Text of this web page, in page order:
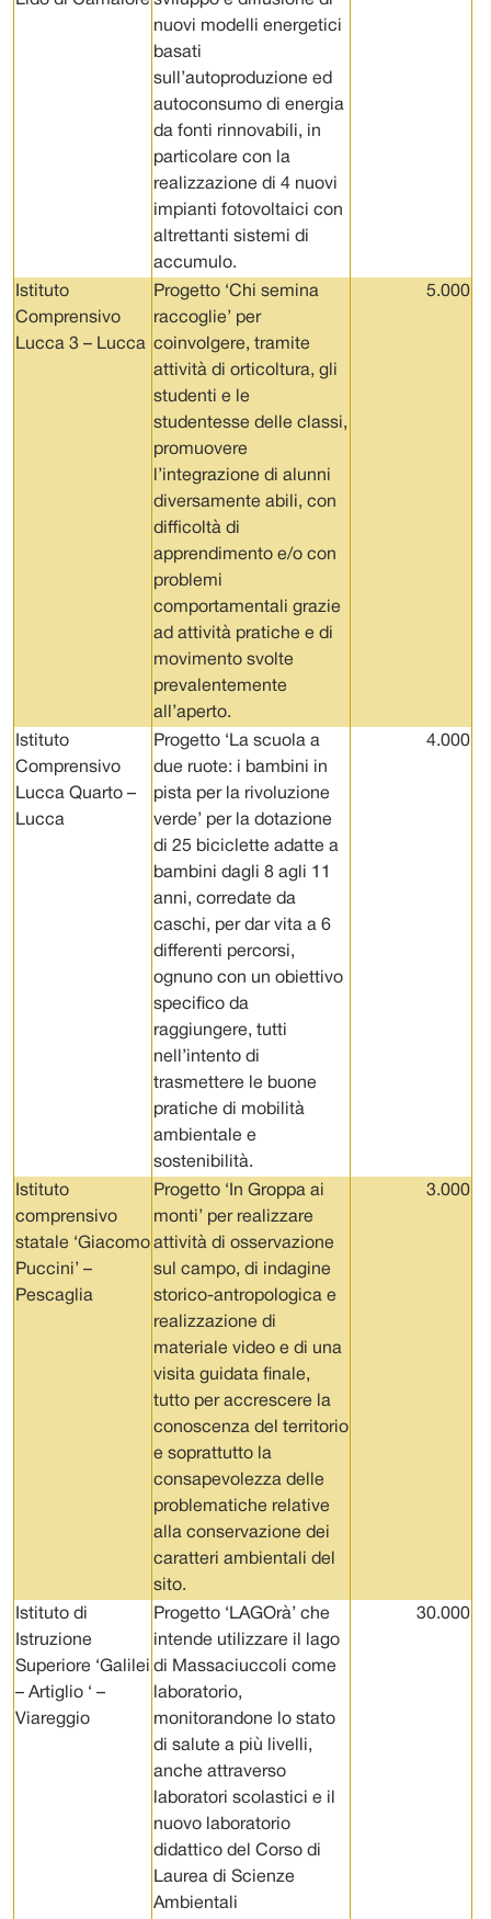
nuovi modelli energetici
basati
sull’autoproduzione ed
autoconsumo di energia
da fonti rinnovabili, in
particolare con la
realizzazione di 4 nuovi
impianti fotovoltaici con
altrettanti sistemi di
accumulo.
Istituto
Comprensivo
Lucca 3 – Lucca
Progetto ‘Chi semina
raccoglie’ per
coinvolgere, tramite
attività di orticoltura, gli
studenti e le
studentesse delle classi,
promuovere
l’integrazione di alunni
diversamente abili, con
difficoltà di
apprendimento e/o con
problemi
comportamentali grazie
ad attività pratiche e di
movimento svolte
prevalentemente
all’aperto.
5.000
Istituto
Comprensivo
Lucca Quarto –
Lucca
Progetto ‘La scuola a
due ruote: i bambini in
pista per la rivoluzione
verde’ per la dotazione
di 25 biciclette adatte a
bambini dagli 8 agli 11
anni, corredate da
caschi, per dar vita a 6
differenti percorsi,
ognuno con un obiettivo
specifico da
raggiungere, tutti
nell’intento di
trasmettere le buone
pratiche di mobilità
ambientale e
sostenibilità.
4.000
Istituto
comprensivo
statale ‘Giacomo
Puccini’ –
Pescaglia
Progetto ‘In Groppa ai
monti’ per realizzare
attività di osservazione
sul campo, di indagine
storico-antropologica e
realizzazione di
materiale video e di una
visita guidata finale,
tutto per accrescere la
conoscenza del territorio
e soprattutto la
consapevolezza delle
problematiche relative
alla conservazione dei
caratteri ambientali del
sito.
3.000
Istituto di
Istruzione
Superiore ‘Galilei
– Artiglio ‘ –
Viareggio
Progetto ‘LAGOrà’ che
intende utilizzare il lago
di Massaciuccoli come
laboratorio,
monitorandone lo stato
di salute a più livelli,
anche attraverso
laboratori scolastici e il
nuovo laboratorio
didattico del Corso di
Laurea di Scienze
Ambientali
30.000